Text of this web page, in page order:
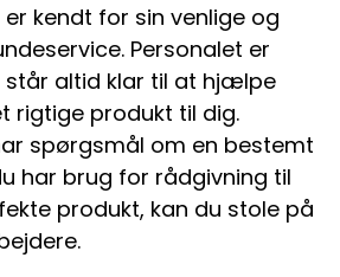
kendt for sin venlige og
Personalet er
står altid klar til at hjælpe
rigtige produkt til dig.
spørgsmål om en bestemt
har brug for rådgivning til
produkt, kan du stole på